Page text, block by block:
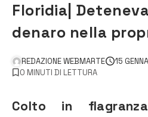
Floridia|
denaro nella
REDAZIONE WEBMARTE 15
0 MINUTI DI LETTURA
Colto in